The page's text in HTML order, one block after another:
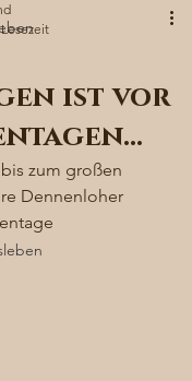
ist vor
zum großen
Dennenloher